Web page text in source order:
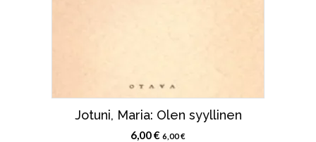
Jotuni, Maria: Olen syyllinen
6,00€ 6,00€